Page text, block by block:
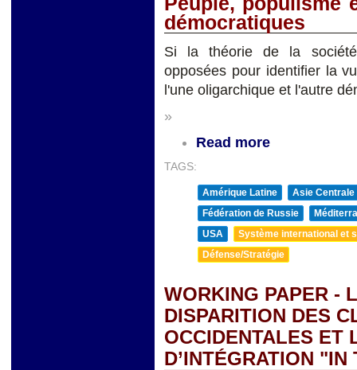
démocratiques
Si la théorie de la
opposées pour identifier la
l'une oligarchique et l'autre
»
Read more
TAGS:
Amérique Latine
Asie Centrale
Fédération de Russie
USA
Système international et
Défense/Stratégie
WORKING PAPER -
DISPARITION DES
OCCIDENTALES ET
D’INTÉGRATION